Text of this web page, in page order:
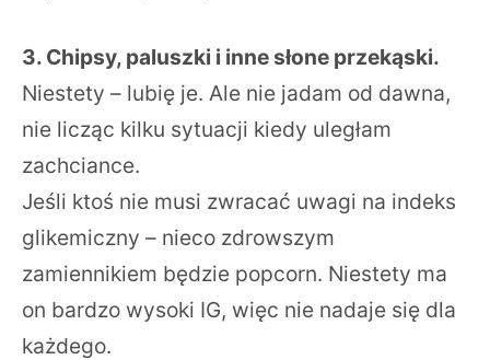
3. Chipsy, paluszki i inne słone przekąski.
Niestety – lubię je. Ale nie jadam od dawna,
nie licząc kilku sytuacji kiedy uległam
zachciance.
Jeśli ktoś nie musi zwracać uwagi na indeks
glikemiczny – nieco zdrowszym
zamiennikiem będzie popcorn. Niestety ma
on bardzo wysoki IG, więc nie nadaje się dla
każdego.